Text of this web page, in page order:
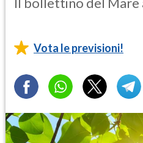
Vota le previsioni!